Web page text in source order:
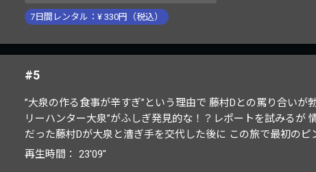
7 日間レンタル：¥ 330円（税込）
#5
”大泉の作る食事が辛すぎ”という理由で 藤村Dとの罵り合い
リーハンター大泉”がふしぎ発見的な！？レポートを試みる
だった藤村Dが大泉と漕ぎ手を交代した後に この旅で最初のピ
再生時間： 23'09"